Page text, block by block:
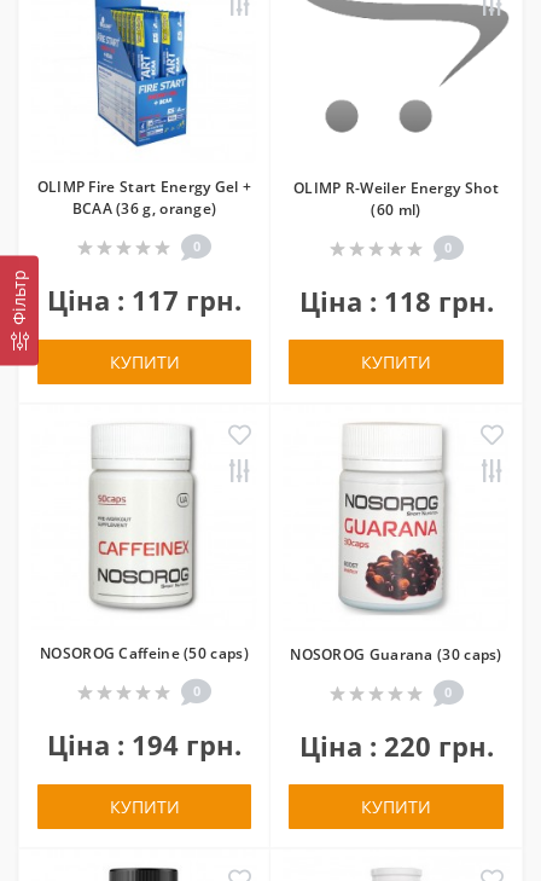
Фільтр
OLIMP Fire Start Energy Gel +
BCAA (36 g, orange)
0
Ціна : 117 грн.
КУПИТИ
OLIMP R-Weiler Energy Shot
(60 ml)
0
Ціна : 118 грн.
КУПИТИ
NOSOROG Caffeine (50 caps)
0
Ціна : 194 грн.
КУПИТИ
NOSOROG Guarana (30 caps)
0
Ціна : 220 грн.
КУПИТИ